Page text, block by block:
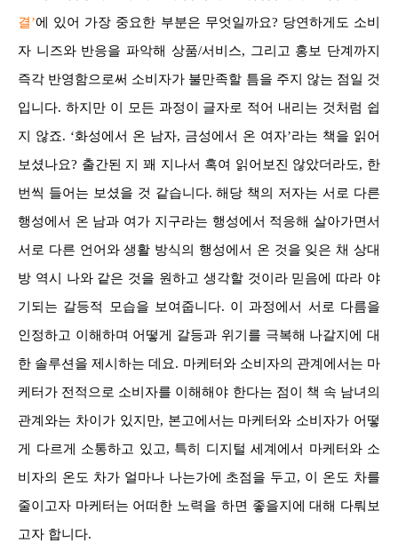
결’에 있어 가장 중요한 부분은 무엇일까요? 당연하게도 소비
자 니즈와 반응을 파악해 상품/서비스, 그리고 홍보 단계까지
즉각 반영함으로써 소비자가 불만족할 틈을 주지 않는 점일 것
입니다. 하지만 이 모든 과정이 글자로 적어 내리는 것처럼 쉽
지 않죠. ‘화성에서 온 남자, 금성에서 온 여자’라는 책을 읽어
보셨나요? 출간된 지 꽤 지나서 혹여 읽어보진 않았더라도, 한
번씩 들어는 보셨을 것 같습니다. 해당 책의 저자는 서로 다른
행성에서 온 남과 여가 지구라는 행성에서 적응해 살아가면서
서로 다른 언어와 생활 방식의 행성에서 온 것을 잊은 채 상대
방 역시 나와 같은 것을 원하고 생각할 것이라 믿음에 따라 야
기되는 갈등적 모습을 보여줍니다. 이 과정에서 서로 다름을
인정하고 이해하며 어떻게 갈등과 위기를 극복해 나갈지에 대
한 솔루션을 제시하는 데요. 마케터와 소비자의 관계에서는 마
케터가 전적으로 소비자를 이해해야 한다는 점이 책 속 남녀의
관계와는 차이가 있지만, 본고에서는 마케터와 소비자가 어떻
게 다르게 소통하고 있고, 특히 디지털 세계에서 마케터와 소
비자의 온도 차가 얼마나 나는가에 초점을 두고, 이 온도 차를
줄이고자 마케터는 어떠한 노력을 하면 좋을지에 대해 다뤄보
고자 합니다.